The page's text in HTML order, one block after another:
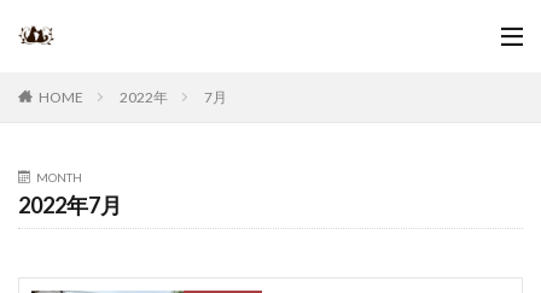
HOME 2022年 7月
MONTH
2022年7月